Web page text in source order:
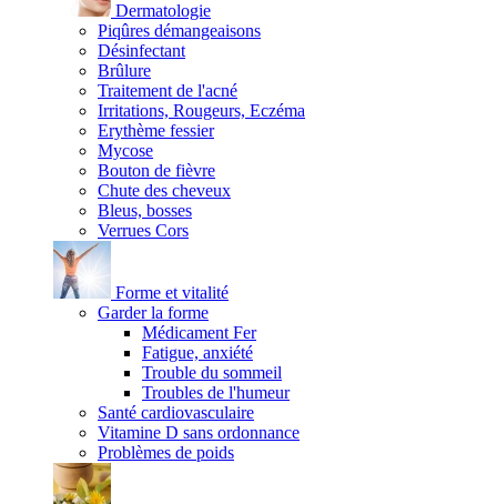
Dermatologie
Piqûres démangeaisons
Désinfectant
Brûlure
Traitement de l'acné
Irritations, Rougeurs, Eczéma
Erythème fessier
Mycose
Bouton de fièvre
Chute des cheveux
Bleus, bosses
Verrues Cors
Forme et vitalité
Garder la forme
Médicament Fer
Fatigue, anxiété
Trouble du sommeil
Troubles de l'humeur
Santé cardiovasculaire
Vitamine D sans ordonnance
Problèmes de poids